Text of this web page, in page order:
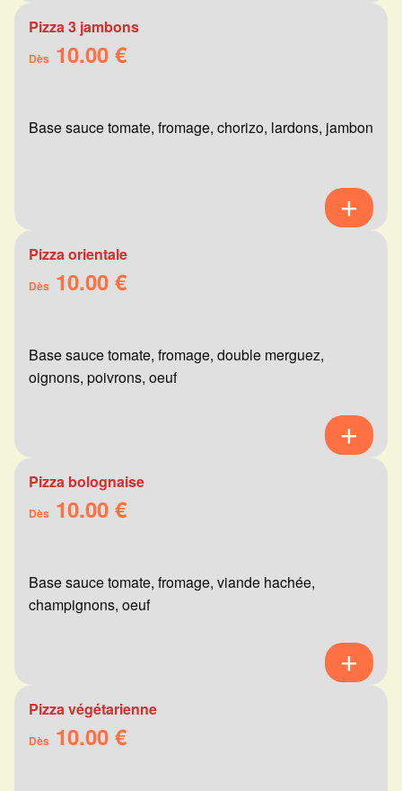
Pizza 3 jambons
Dès 10.00 €
Base sauce tomate, fromage, chorizo, lardons, jambon
Pizza orientale
Dès 10.00 €
Base sauce tomate, fromage, double merguez,
oignons, poivrons, oeuf
Pizza bolognaise
Dès 10.00 €
Base sauce tomate, fromage, viande hachée,
champignons, oeuf
Pizza végétarienne
Dès 10.00 €